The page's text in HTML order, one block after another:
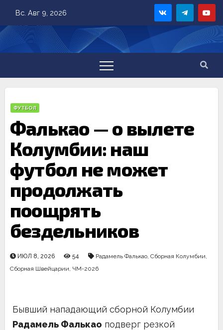
content
Вс. Авг 9, 2026
ФУТБОЛ
Фалькао — о вылете
Колумбии: наш
футбол не может
продолжать
поощрять
бездельников
ИЮЛ 8, 2026 54 Радамель Фалькао, Сборная Колумбии,
Сборная Швейцарии, ЧМ-2026
Бывший нападающий сборной Колумбии
Радамель Фалькао подверг резкой